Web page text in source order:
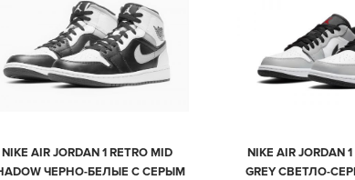
NIKE AIR JORDAN 1 RETRO MID
ЧЕРНО-БЕЛЫЕ С СЕРЫМ
NIKE AIR JORDAN
GREY СВЕТЛО-